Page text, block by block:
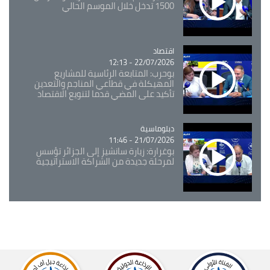
1500 تدخل خلال الموسم الحالي
Catégorie
اقتصاد
22/07/2026 - 12:13
بوحرب: المتابعة الرئاسية للمشاريع
المهيكلة في قطاعي المناجم والتعدين
تأكيد على المضي قدما لتنويع الاقتصاد
Catégorie
دبلوماسية
21/07/2026 - 11:46
بوغرارة: زيارة سانشيز إلى الجزائر تؤسس
لمرحلة جديدة من الشراكة الاستراتيجية